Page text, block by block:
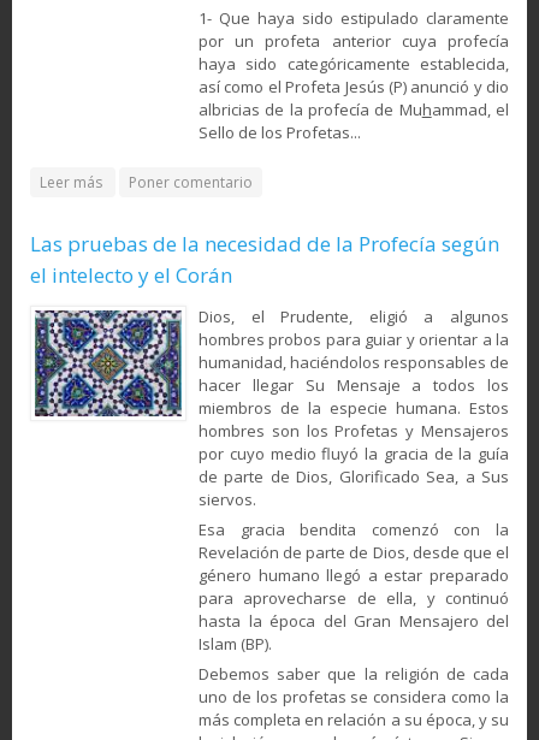
1- Que haya sido estipu­lado claramente
por un pro­feta anterior cuya profecía
haya sido categóricamente es­tablecida,
así como el Profeta Jesús (P) anunció y dio
albri­cias de la profecía de Muham­mad, el
Sello de los Profetas...
Leer más about Las vías para reconocer a los Profetas
Poner comentario
Las pruebas de la necesidad de la Profecía según
el intelecto y el Corán
Dios, el Prudente, eli­gió a al­gunos
hombres probos para guiar y orientar a la
humani­dad, haciéndolos responsa­bles de
hacer llegar Su Men­saje a to­dos los
miembros de la espe­cie humana. Estos
hom­bres son los Profetas y Mensajeros
por cuyo medio fluyó la gracia de la guía
de parte de Dios, Glorificado Sea, a Sus
sier­vos.
Esa gracia bendita co­menzó con la
Revelación de parte de Dios, desde que el
gé­nero humano llegó a estar preparado
para aprovecharse de ella, y continuó
hasta la época del Gran Mensajero del
Islam (BP).
Debemos saber que la reli­gión de cada
uno de los profe­tas se considera como la
más completa en relación a su época, y su